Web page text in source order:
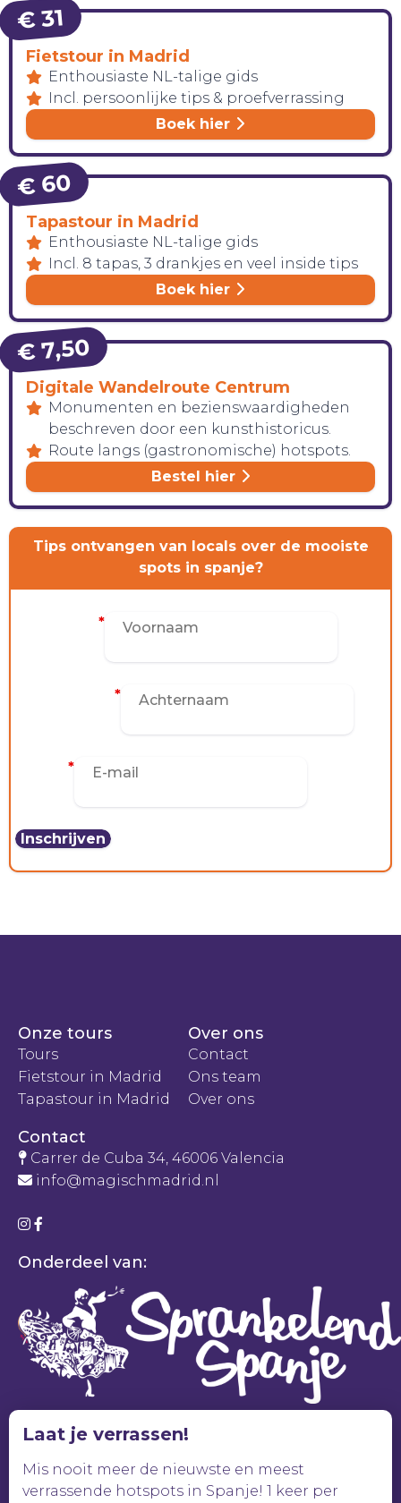
CONTACT
€ 31
Fietstour in Madrid
Enthousiaste NL-talige gids
Incl. persoonlijke tips & proefverrassing
Boek hier
€ 60
Tapastour in Madrid
Enthousiaste NL-talige gids
Incl. 8 tapas, 3 drankjes en veel inside tips
Boek hier
€ 7,50
Digitale Wandelroute Centrum
Monumenten en bezienswaardigheden
beschreven door een kunsthistoricus.
Route langs (gastronomische) hotspots.
Bestel hier
Tips ontvangen van locals over de mooiste
spots in spanje?
*
*
*
Onze tours
Tours
Fietstour in Madrid
Tapastour in Madrid
Over ons
Contact
Ons team
Over ons
Contact
Carrer de Cuba 34, 46006 Valencia
info@magischmadrid.nl
Onderdeel van:
Laat je verrassen!
Mis nooit meer de nieuwste en meest
verrassende hotspots in Spanje! 1 keer per